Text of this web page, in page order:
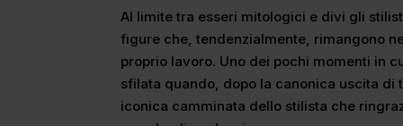
Al limite tra esseri mitologici e divi gli
figure che, tendenzialmente, rimangono
proprio lavoro. Uno dei pochi momenti in
sfilata quando, dopo la canonica uscita di
iconica camminata dello stilista che